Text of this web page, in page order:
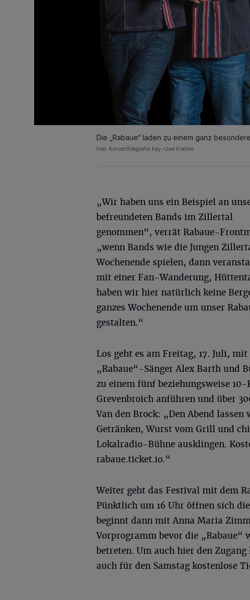
Die „Rabaue“ laden zu einem ganz
Foto: Konzertfotografie Kay-Uwe Fischer
„Wir haben uns ein Beispiel an
befreundeten Bands im Zillertal
genommen“, verrät Rabaue-
„wenn Bands wie die Jungen
Wochenende spielen, dann
mit einer Fan-Wanderung,
haben wir hier natürlich keine
ganzes Wochenende um unser
gestalten.“
Los geht es am Freitag, 17. Juli,
„Rabaue“-Sänger Alex Barth und
zu einem fünf beziehungsweise
Grevenbroich anführen und über
Van den Brock: „Den Abend
Getränken, Wurst vom Grill und
Lokalradio-Bühne ausklingen.
rabaue.ticket.io.“
Weiter geht das Festival mit dem
Pünktlich um 16 Uhr öffnen sich
beginnt dann mit Anna Maria
Vorprogramm bevor die „Rabaue“
betreten. Um auch hier den
auch für den Samstag kostenlose